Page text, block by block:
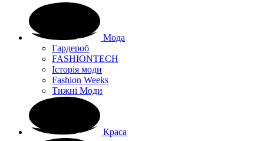
Мода
Гардероб
FASHIONTECH
Історія моди
Fashion Weeks
Тижні Моди
Краса